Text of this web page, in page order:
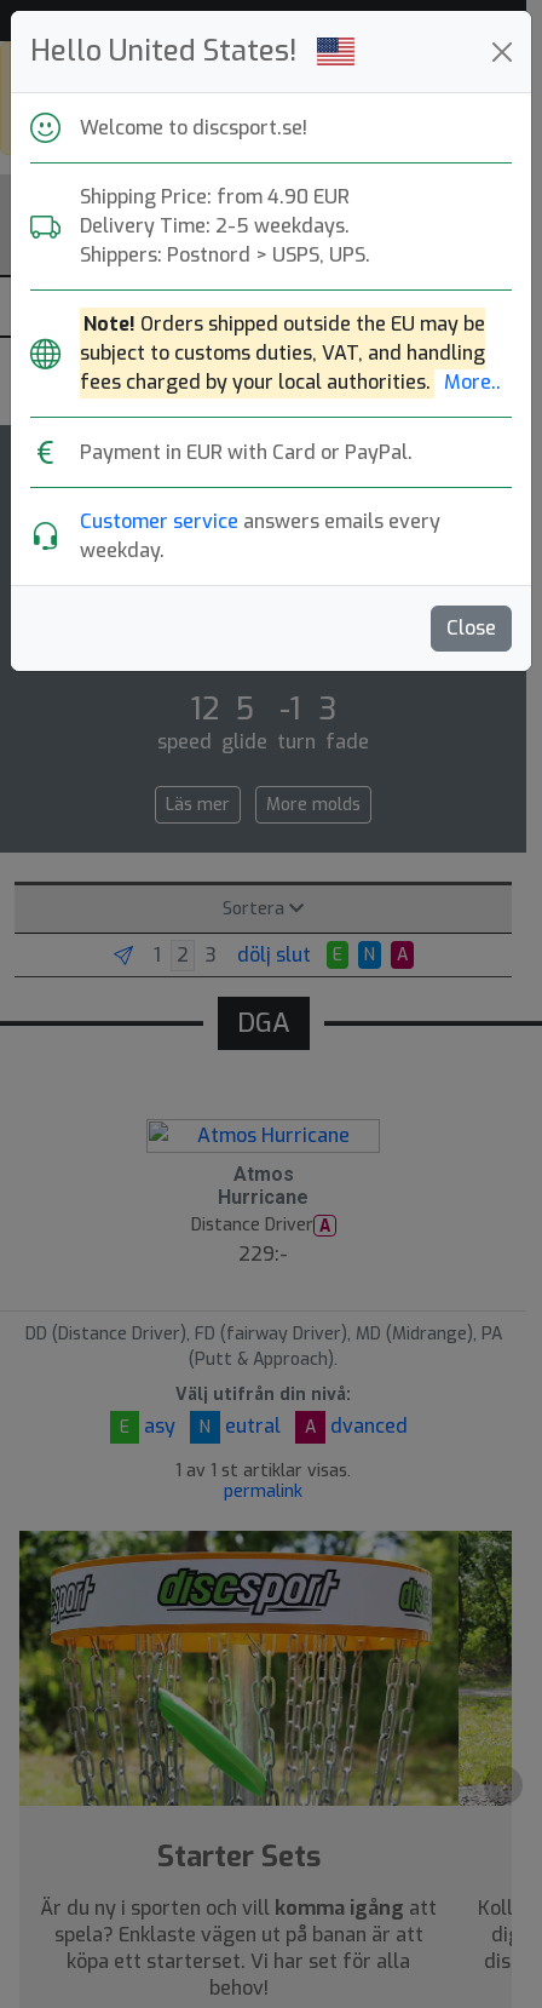
Hello United States!
Welcome to discsport.se!
Shipping Price: from 4.90 EUR
Delivery Time: 2-5 weekdays.
Shippers: Postnord > USPS, UPS.
Note! Orders shipped outside the EU may be
subject to customs duties, VAT, and handling
fees charged by your local authorities. More..
Payment in EUR with Card or PayPal.
Customer service answers emails every
weekday.
Close
english, go todiscsport.com
DGA
Hurricane
The dga hurricane is an overstable distance driver
that has great glide and can be used by players of all
12 5 -1 3
speed glide turn fade
Läs mer More molds
Sortera
dölj slut E N A
DGA
Atmos
Hurricane
Distance Driver A
229:-
DD (Distance Driver), FD (fairway Driver), MD (Midrange), PA
(Putt & Approach).
Välj utifrån din nivå:
E
asy N eutral A dvanced
1 av 1 st artiklar visas.
permalink
›
Starter Sets
Är du ny i sporten och vill komma igång att
spela? Enklaste vägen ut på banan är att
köpa ett starterset. Vi har set för alla
behov!
Kolla
dig